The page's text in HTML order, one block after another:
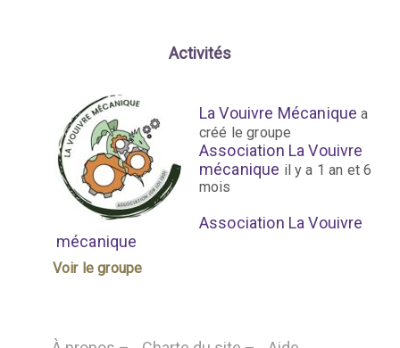
Activités
La Vouivre Mécanique a
créé le groupe
Association La Vouivre
mécanique il y a 1 an et 6
mois
Association La Vouivre
mécanique
Voir le groupe